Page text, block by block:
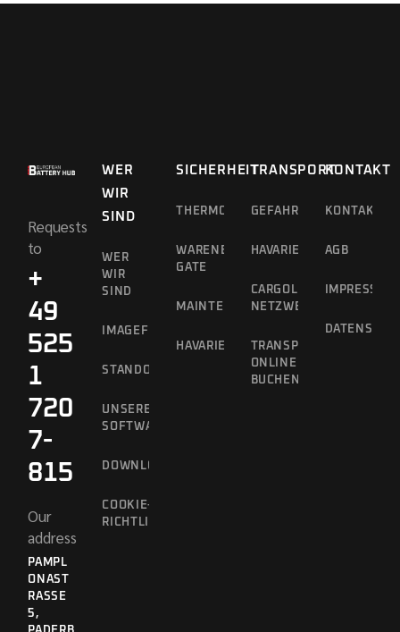
Requests
to
+
49
525
1
720
7-
815
Our
address
PAMPL
ONAST
RASSE 5
,
WER
WIR
SIND
WER
WIR
SIND
IMAGEFILM
STANDORTVORTEILE
UNSERE
SOFTWARE
DOWNLOADS
COOKIE-
RICHTLINIE
SICHERHEIT
THERMOGRAFIEDROHNE
WARENEINGANGS-
GATE
MAINTENANCE
HAVARIEKONZEPT
TRANSPORT
GEFAHRGUTTRANSPORT
HAVARIEKONZEPT
CARGOLINE
NETZWERK
TRANSPORTE
ONLINE
BUCHEN
KONTAKT
KONTAKT
AGB
IMPRESSUM